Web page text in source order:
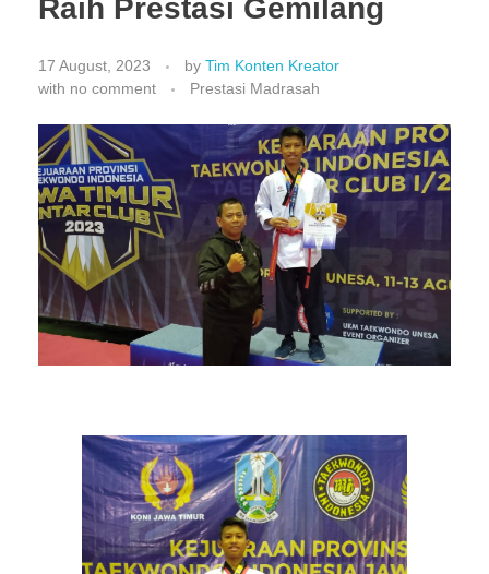
Raih Prestasi Gemilang
17 August, 2023 by Tim Konten Kreator
with no comment Prestasi Madrasah